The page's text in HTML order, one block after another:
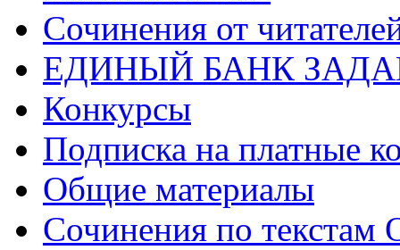
Cочинения от
ЕДИНЫЙ БАНК
Конкурсы
Подписка на платные
Общие материалы
Сочинения по текстам